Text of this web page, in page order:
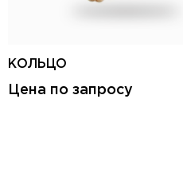
КОЛЬЦО
Цена по запросу